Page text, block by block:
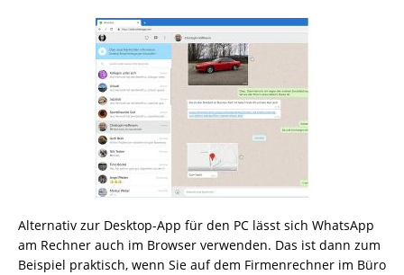
Alternativ zur Desktop-App für den PC lässt sich WhatsApp
am Rechner auch im Browser verwenden. Das ist dann zum
Beispiel praktisch, wenn Sie auf dem Firmenrechner im Büro